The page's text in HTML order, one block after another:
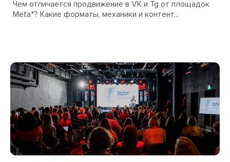
Чем отличается продвижение в VK и Tg от площадок
Meta*? Какие форматы, механики и контент...